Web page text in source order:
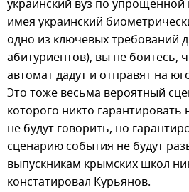
украинский вуз по
имея украинский
одно из ключевых требований
абитуриентов), вы не боитесь,
автомат дадут и отправят на
Это тоже весьма вероятный
которого никто
не будут говорить, но
сценарию события не будут
выпускникам крымских школ
констатировал Курьянов.